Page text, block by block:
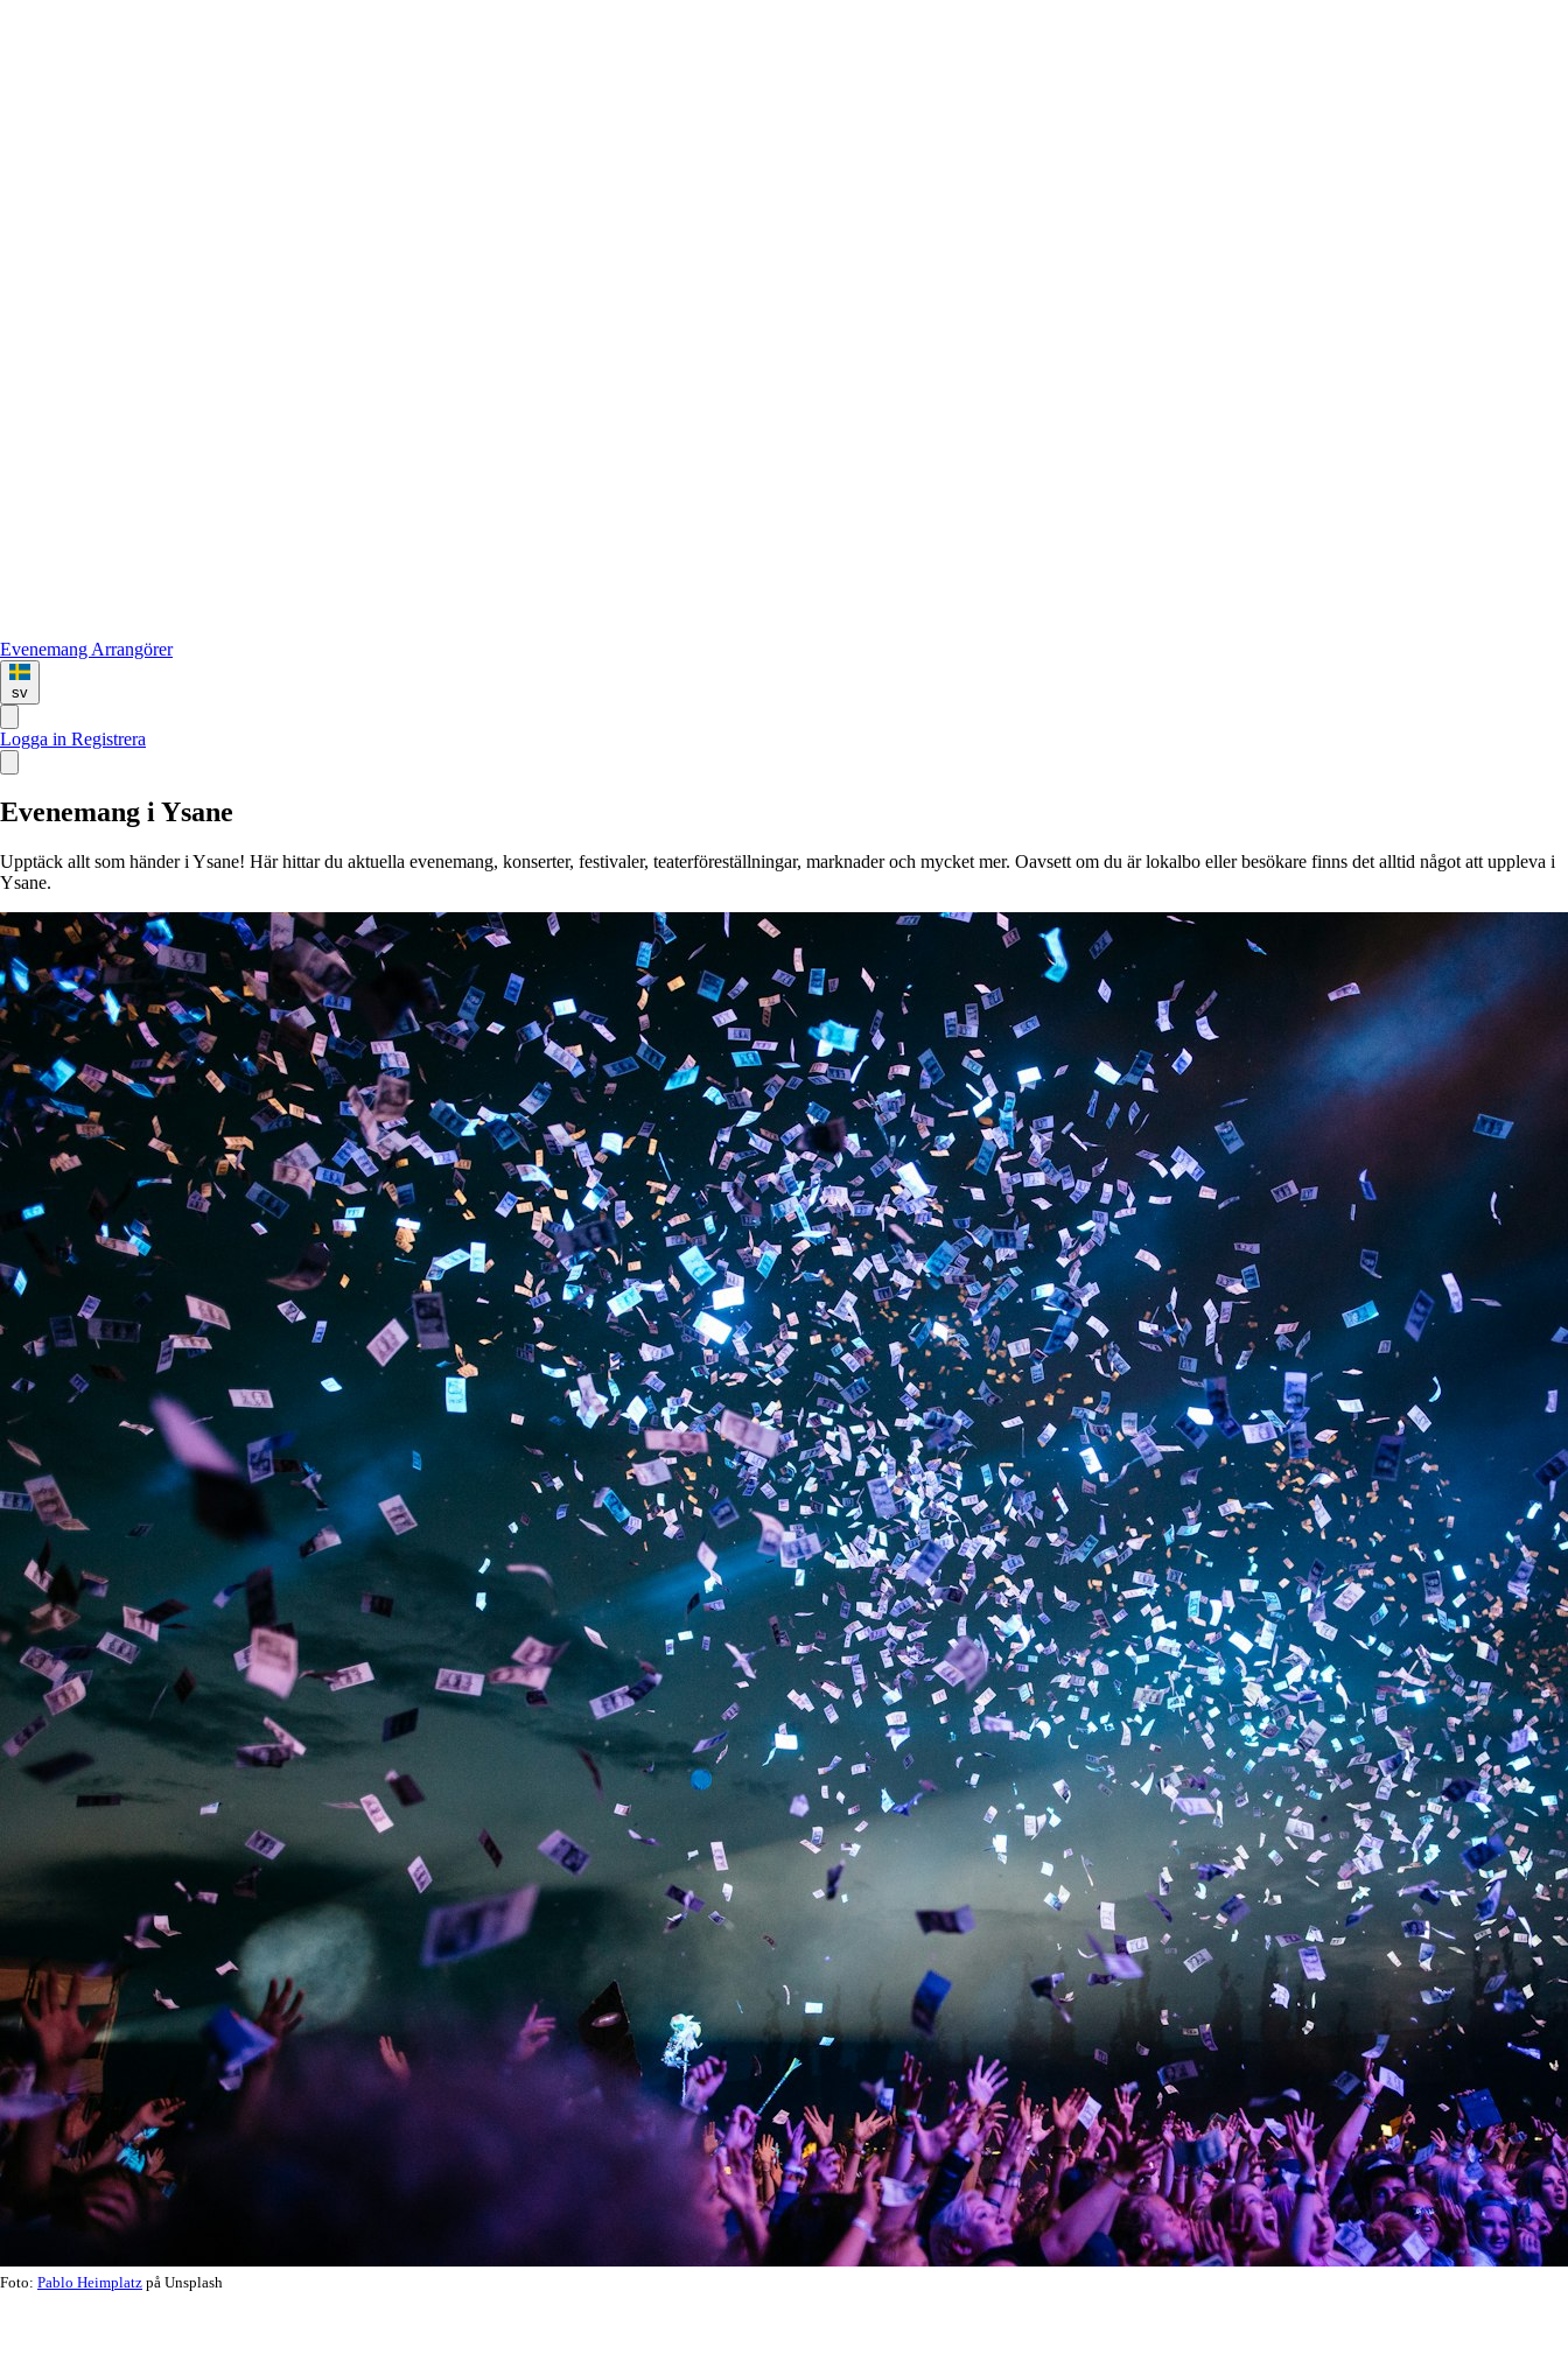
Evenemang Arrangörer
sv
Logga in Registrera
Evenemang i Ysane
Upptäck allt som händer i Ysane! Här hittar du aktuella evenemang, konserter, festivaler, teaterföreställningar, marknader och mycket mer. Oavsett om du är lokalbo eller besökare finns det alltid något att uppleva i
Ysane.
Foto: Pablo Heimplatz på Unsplash